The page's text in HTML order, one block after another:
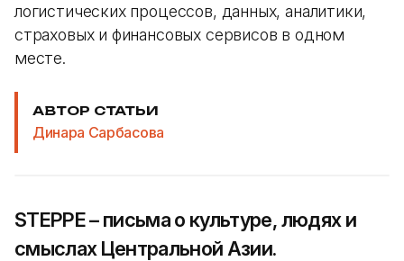
логистических процессов, данных, аналитики,
страховых и финансовых сервисов в одном
месте.
АВТОР СТАТЬИ
Динара Сарбасова
STEPPE – письма о культуре, людях и
смыслах Центральной Азии.